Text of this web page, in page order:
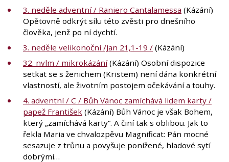
3. neděle adventní / Raniero Cantalamessa (Kázání)
Opětovně odkrýt sílu této zvěsti pro dnešního
člověka, jenž po ní dychtí.
3. neděle velikonoční /Jan 21,1-19 / (Kázání)
32. nvlm / mikrokázání(Kázání) Osobní dispozice
setkat se s ženichem (Kristem) není dána konkrétní
vlastností, ale životním postojem očekávání a touhy.
4. adventní / C / Bůh Vánoc zamíchává lidem karty /
papež František (Kázání) Bůh Vánoc je však Bohem,
který „zamíchává karty“. A činí tak s oblibou. Jak to
řekla Maria ve chvalozpěvu Magnificat: Pán mocné
sesazuje z trůnu a povyšuje ponížené, hladové sytí
dobrými…